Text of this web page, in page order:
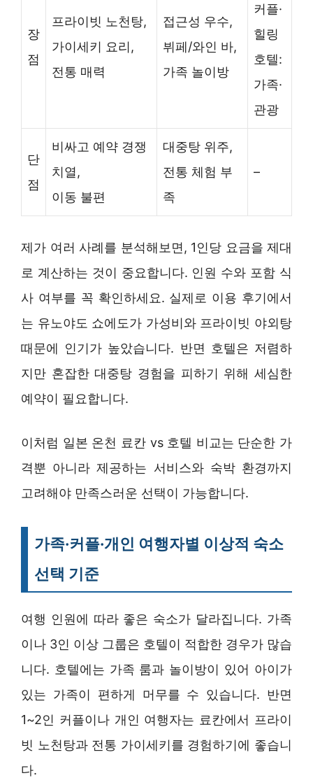
장
점
프라이빗 노천탕,
가이세키 요리,
전통 매력
접근성 우수,
뷔페/와인 바,
가족 놀이방
커플·
힐링
호텔:
가족·
관광
단
점
비싸고 예약 경쟁
치열,
이동 불편
대중탕 위주,
전통 체험 부
족
–
제가 여러 사례를 분석해보면, 1인당 요금을 제대
로 계산하는 것이 중요합니다. 인원 수와 포함 식
사 여부를 꼭 확인하세요. 실제로 이용 후기에서
는 유노야도 쇼에도가 가성비와 프라이빗 야외탕
때문에 인기가 높았습니다. 반면 호텔은 저렴하
지만 혼잡한 대중탕 경험을 피하기 위해 세심한
예약이 필요합니다.
이처럼 일본 온천 료칸 vs 호텔 비교는 단순한 가
격뿐 아니라 제공하는 서비스와 숙박 환경까지
고려해야 만족스러운 선택이 가능합니다.
가족·커플·개인 여행자별 이상적 숙소
선택 기준
여행 인원에 따라 좋은 숙소가 달라집니다. 가족
이나 3인 이상 그룹은 호텔이 적합한 경우가 많습
니다. 호텔에는 가족 룸과 놀이방이 있어 아이가
있는 가족이 편하게 머무를 수 있습니다. 반면
1~2인 커플이나 개인 여행자는 료칸에서 프라이
빗 노천탕과 전통 가이세키를 경험하기에 좋습니
다.